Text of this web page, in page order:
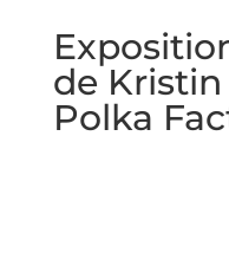
de
Polka